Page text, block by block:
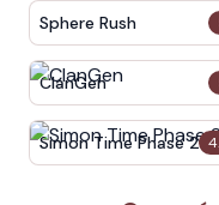
Sphere Rush
ClanGen
Simon Time Phase 2